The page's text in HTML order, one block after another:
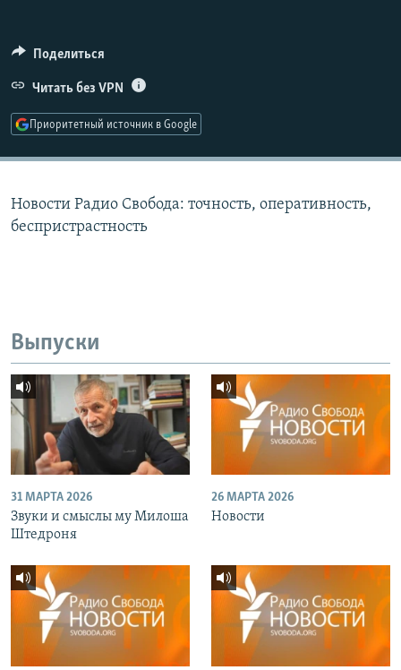
ПОДПИШИТЕСЬ НА РАССЫЛКУ
СОЦИАЛЬНЫЕ СЕТИ
Поделиться
Читать без VPN
Приоритетный источник в Google
Новости Радио Свобода: точность, оперативность,
беспристрастность
Выпуски
31 МАРТА 2026
Звуки и смыслы му Милоша
Штедроня
26 МАРТА 2026
Новости